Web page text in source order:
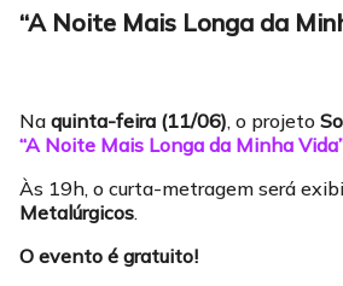
“A Noite Mais Longa da
Na quinta-feira (11/06), o projeto
“A Noite Mais Longa da Minha
Às 19h, o curta-metragem será
Metalúrgicos.
O evento é gratuito!